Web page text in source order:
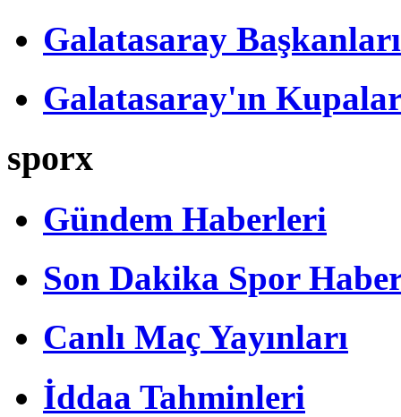
Galatasaray Başkanları
Galatasaray'ın
sporx
Gündem Haberleri
Son Dakika Spor
Canlı Maç Yayınları
İddaa Tahminleri